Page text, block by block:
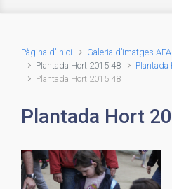
Pàgina d'inici Galeria d’imatges AFA
Plantada Hort 2015 48
Plantada
Plantada Hort 2015 48
Plantada Hort